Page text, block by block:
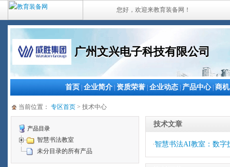
您好，欢迎来教育装备网！
广州文兴电子科技有限公司
首页 企业简介 资质荣誉 企业动态 产品中心| 商机
当前位置： 专区首页 > 技术中心
产品目录
智慧书法教室
未分目录的所有产品
技术文章
·智慧书法AI教室：数字